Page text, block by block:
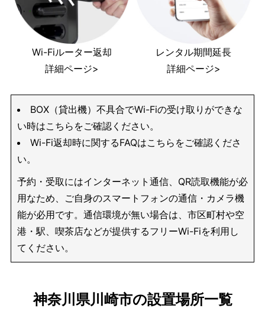
Wi-Fiルーター返却
詳細ページ>
レンタル期間延長
詳細ページ>
BOX（貸出機）不具合でWi-Fiの受け取りができな
い時はこちらをご確認ください。
Wi-Fi返却時に関するFAQはこちらをご確認くださ
い。
予約・受取にはインターネット通信、QR読取機能が必
用なため、ご自身のスマートフォンの通信・カメラ機
能が必用です。通信環境が無い場合は、市区町村や空
港・駅、喫茶店などが提供するフリーWi-Fiを利用し
てください。
神奈川県川崎市の設置場所一覧